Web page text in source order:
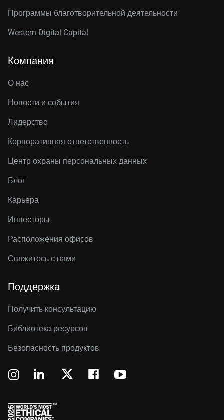
Программы благотворительной деятельности
Western Digital Capital
Компания
О нас
Новости и события
Лидерство
Корпоративная ответственность
Центр охраны персональных данных
Блог
Карьера
Инвесторы
Расположения офисов
Свяжитесь с нами
Поддержка
Получить консультацию
Библиотека ресурсов
Безопасность продуктов